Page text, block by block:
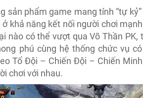
sản phẩm game mang tính “tự
khả năng kết nối người chơi
nào có thể vượt qua Võ Thần
phú cùng hệ thống chức vụ
Tổ Đội – Chiến Đội – Chiến
chơi với nhau.